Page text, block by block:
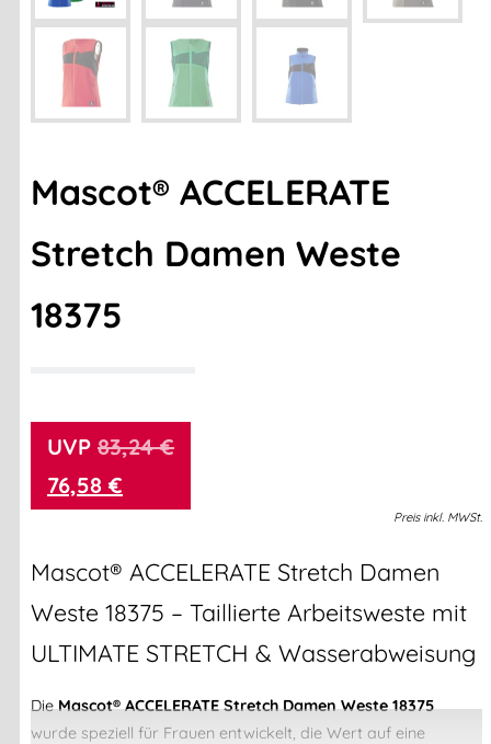
Mascot® ACCELERATE
Stretch Damen Weste
18375
83,24€
76,58 €
Preis inkl. MWSt.
Mascot® ACCELERATE Stretch Damen
Weste 18375 – Taillierte Arbeitsweste mit
ULTIMATE STRETCH & Wasserabweisung
DieMascot® ACCELERATE Stretch Damen Weste 18375
wurde speziell für Frauen entwickelt, die Wert auf eine